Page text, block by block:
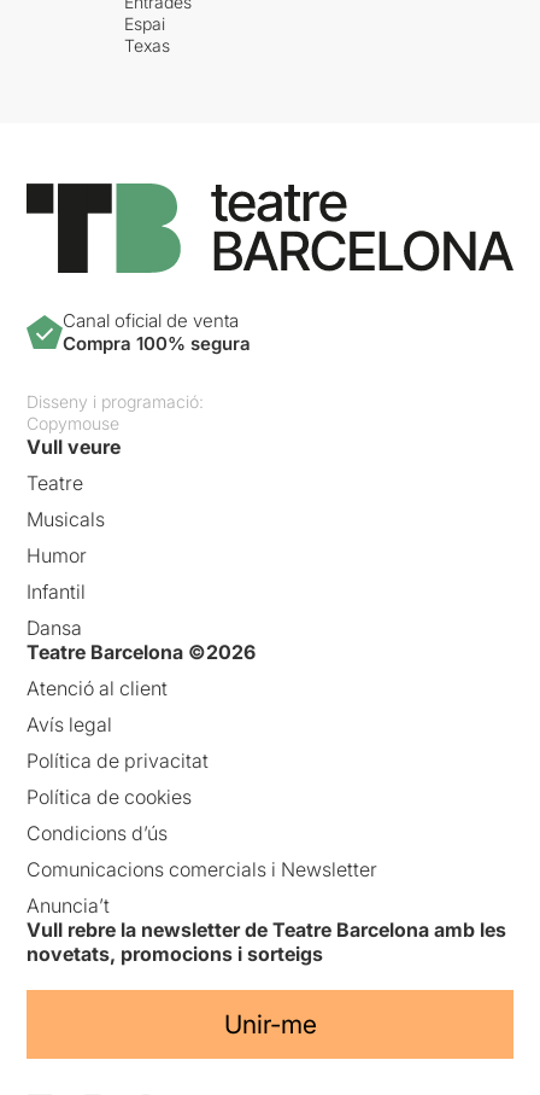
Espai
Texas
Canal oficial de venta
Compra 100% segura
Disseny i programació:
Copymouse
Vull veure
Teatre
Musicals
Humor
Infantil
Dansa
Teatre Barcelona ©2026
Atenció al client
Avís legal
Política de privacitat
Política de cookies
Condicions d’ús
Comunicacions comercials i Newsletter
Anuncia’t
Vull rebre la newsletter de Teatre Barcelona amb les
novetats, promocions i sorteigs
Unir-me